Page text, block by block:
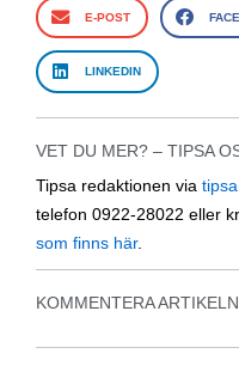
E-POST
LINKEDIN
VET DU MER? – TIPSA
Tipsa redaktionen via
telefon 0922-28022 eller
som finns här.
KOMMENTERA